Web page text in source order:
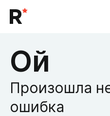
Ой
Произошла
ошибка